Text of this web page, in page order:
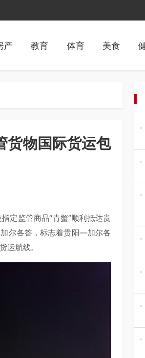
产 教育 体育 美食
货物国际货运包
定监管商品“青蟹”顺利抵达贵
尔各答，标志着贵阳—加尔各
运航线。